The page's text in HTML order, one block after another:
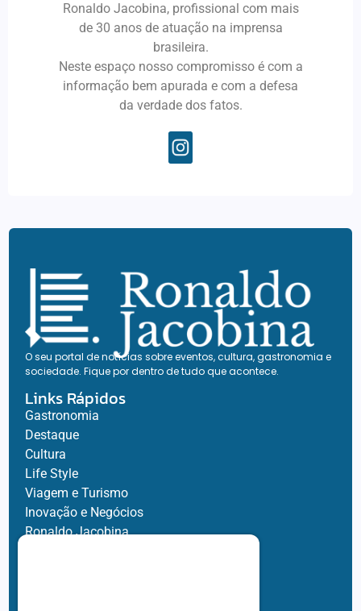
Ronaldo Jacobina, profissional com mais
de 30 anos de atuação na imprensa
brasileira.
Neste espaço nosso compromisso é com a
informação bem apurada e com a defesa
da verdade dos fatos.
O seu portal de notícias sobre eventos, cultura, gastronomia e
sociedade. Fique por dentro de tudo que acontece.
Links Rápidos
Gastronomia
Destaque
Cultura
Life Style
Viagem e Turismo
Inovação e Negócios
Ronaldo Jacobina